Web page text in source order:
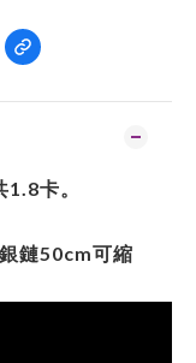
卡。
鏈50cm可縮